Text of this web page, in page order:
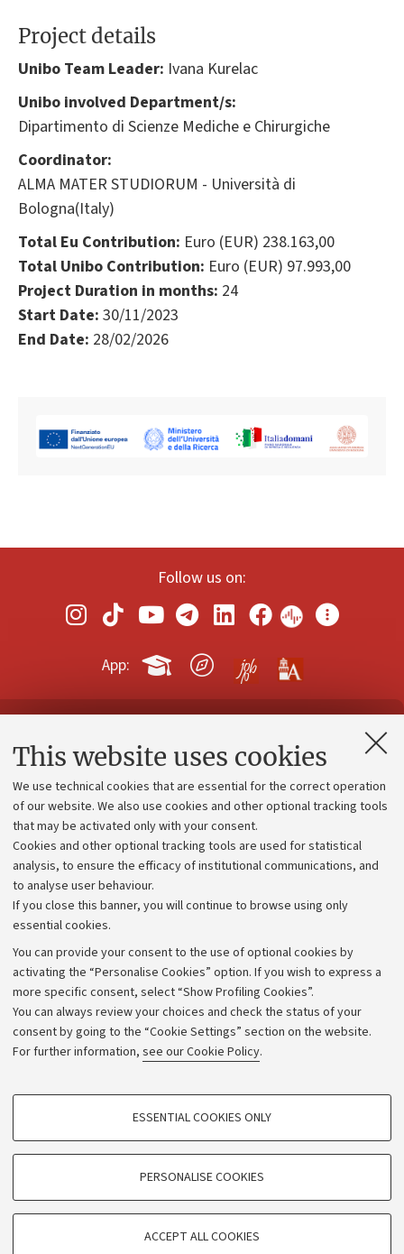
This website uses cookies
We use technical cookies that are essential for the correct operation
of our website. We also use cookies and other optional tracking tools
that may be activated only with your consent.
Cookies and other optional tracking tools are used for statistical
analysis, to ensure the efficacy of institutional communications, and
to analyse user behaviour.
If you close this banner, you will continue to browse using only
essential cookies.
You can provide your consent to the use of optional cookies by
activating the “Personalise Cookies” option. If you wish to express a
more specific consent, select “Show Profiling Cookies”.
You can always review your choices and check the status of your
consent by going to the “Cookie Settings” section on the website.
For further information, see our Cookie Policy.
PROFILING COOKIES - OPTIONAL
TECHNICAL COOKIES - ESSENTIAL
ESSENTIAL COOKIES ONLY
PERSONALISE COOKIES
ACCEPT ALL COOKIES
Project details
Unibo Team Leader: Ivana Kurelac
Unibo involved Department/s:
Dipartimento di Scienze Mediche e Chirurgiche
Coordinator:
ALMA MATER STUDIORUM - Università di
Bologna(Italy)
Total Eu Contribution: Euro (EUR) 238.163,00
Total Unibo Contribution: Euro (EUR) 97.993,00
Project Duration in months: 24
Start Date: 30/11/2023
End Date: 28/02/2026
Follow us on:
App:
Contacts and certified e-mail (PEC)
Administrative divisions
Work with us
Alumni community
Strategic plan
University budgets
Calls and competitions
Transparent administration
Appeals lodged
Merchandising - UniboStore
Website and accessibility information
Accessibility statement
Privacy policy and legal notes
Cookie Settings
©Copyright 2026 - ALMA MATER STUDIORUM - Università di
Bologna - Via Zamboni,33 - 40126Bologna - PI: